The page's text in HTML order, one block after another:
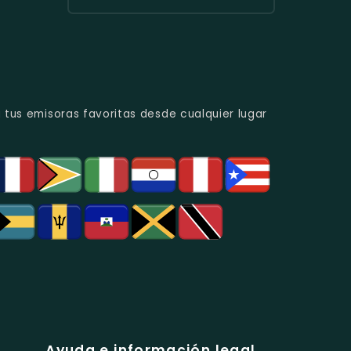
Y
Bogotá.
emisoras favoritas desde cualquier lugar